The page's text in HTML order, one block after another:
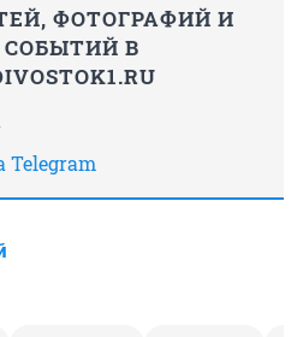
ФОТОГРАФИЙ И
В
Telegram